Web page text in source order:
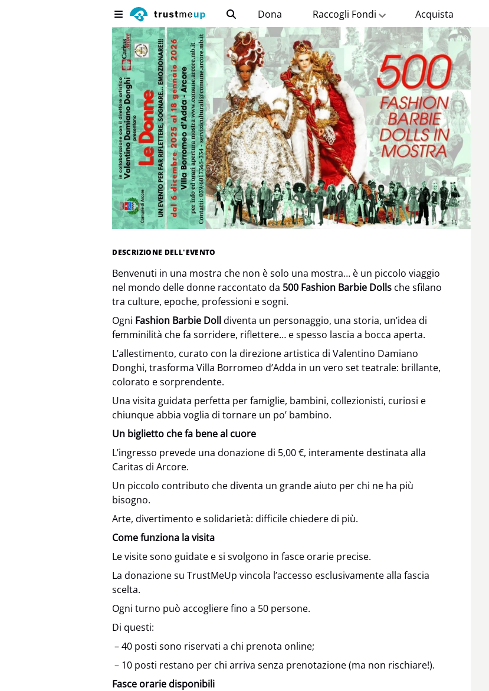
Dona Raccogli Fondi Acquista
DESCRIZIONE DELL'EVENTO
Benvenuti in una mostra che non è solo una mostra… è un piccolo viaggio
nel mondo delle donne raccontato da 500 Fashion Barbie Dolls che sfilano
tra culture, epoche, professioni e sogni.
Ogni Fashion Barbie Dolldiventa un personaggio, una storia, un’idea di
femminilità che fa sorridere, riflettere… e spesso lascia a bocca aperta.
L’allestimento, curato con la direzione artistica di Valentino Damiano
Donghi, trasforma Villa Borromeo d’Adda in un vero set teatrale: brillante,
colorato e sorprendente.
Una visita guidata perfetta per famiglie, bambini, collezionisti, curiosi e
chiunque abbia voglia di tornare un po’ bambino.
Un biglietto che fa bene al cuore
L’ingresso prevede una donazione di 5,00 €, interamente destinata alla
Caritas di Arcore.
Un piccolo contributo che diventa un grande aiuto per chi ne ha più
bisogno.
Arte, divertimento e solidarietà: difficile chiedere di più.
Come funziona la visita
Le visite sono guidate e si svolgono in fasce orarie precise.
La donazione su TrustMeUp vincola l’accesso esclusivamente alla fascia
scelta.
Ogni turno può accogliere fino a 50 persone.
Di questi:
– 40 posti sono riservati a chi prenota online;
– 10 posti restano per chi arriva senza prenotazione (ma non rischiare!).
Fasce orarie disponibili